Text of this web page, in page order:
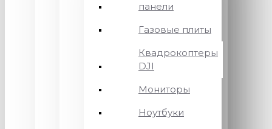
панели
Газовые плиты
Квадрокоптеры
DJI
Мониторы
Ноутбуки